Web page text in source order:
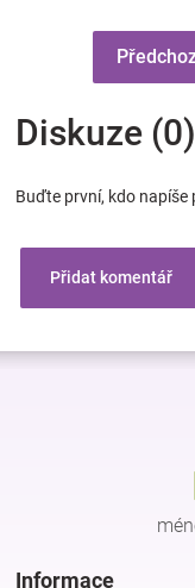
Diskuze (0)
Buďte první, kdo napíše
Přidat komentář
Z
Informace